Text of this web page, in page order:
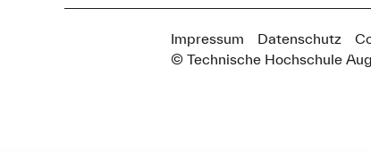
Impressum Datenschutz
© Technische Hochschule